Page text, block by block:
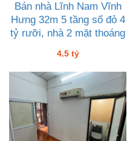
Bán nhà Lĩnh Nam Vĩnh
Hưng 32m 5 tầng sổ đỏ 4
tỷ rưỡi, nhà 2 mặt thoáng
4.5 tỷ